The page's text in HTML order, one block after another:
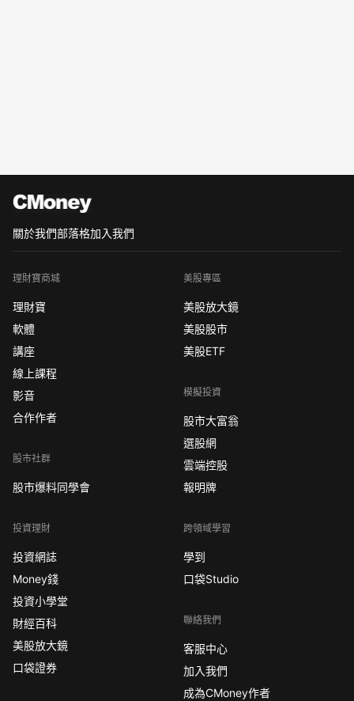
關於我們部落格加入我們
理財寶商城
理財寶
軟體
講座
線上課程
影音
合作作者
股市社群
股市爆料同學會
投資理財
投資網誌
Money錢
投資小學堂
財經百科
美股放大鏡
口袋證券
美股專區
美股放大鏡
美股股市
美股ETF
模擬投資
股市大富翁
選股網
雲端控股
報明牌
跨領域學習
學到
口袋Studio
聯絡我們
客服中心
加入我們
成為CMoney作者